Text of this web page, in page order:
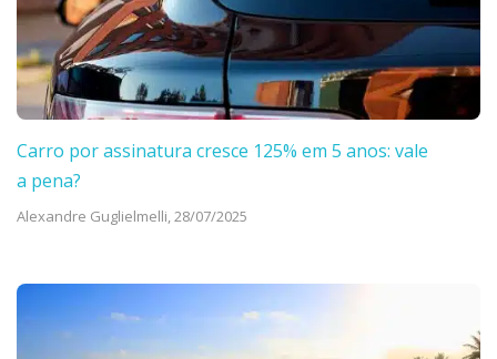
Carro por assinatura cresce 125% em 5 anos: vale
a pena?
Alexandre Guglielmelli,28/07/2025